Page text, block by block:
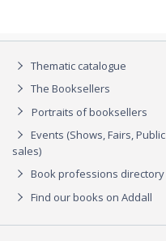
Thematic catalogue
The Booksellers
Portraits of booksellers
Events (Shows, Fairs, Public
sales)
Book professions directory
Find our books on Addall